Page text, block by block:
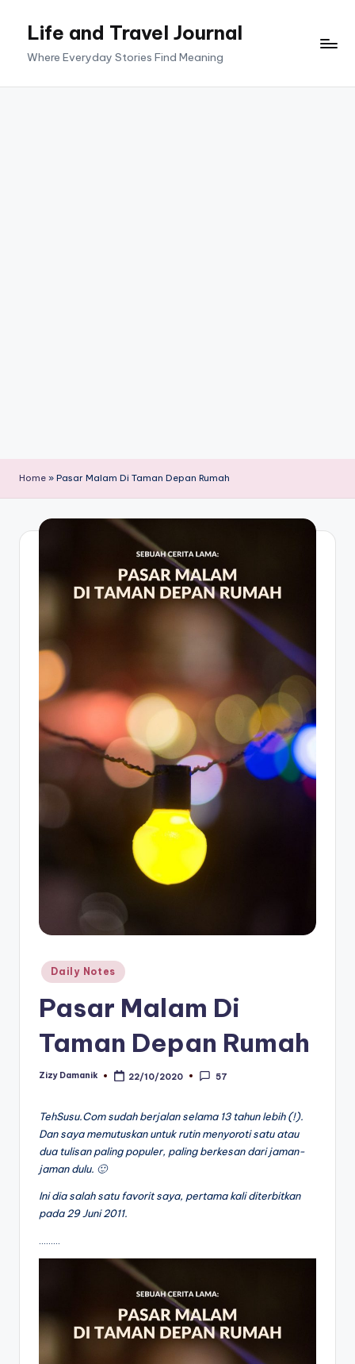
Life and Travel Journal
Where Everyday Stories Find Meaning
Home » Pasar Malam Di Taman Depan Rumah
Posted
in
Daily Notes
Pasar Malam Di
Taman Depan Rumah
Posted
Zizy Damanik 22/10/2020 57
TehSusu.Com sudah berjalan selama 13 tahun lebih (!).
Dansaya memutuskan untuk rutin menyoroti satu atau
dua tulisan paling populer, paling berkesan dari jaman-
jaman dulu. 🙂
Ini dia salah satu favorit saya, pertama kali diterbitkan
pada 29 Juni 2011.